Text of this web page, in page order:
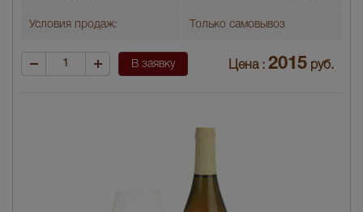
Условия продаж: Только самовывоз
В заявку Цена : 2015 руб.